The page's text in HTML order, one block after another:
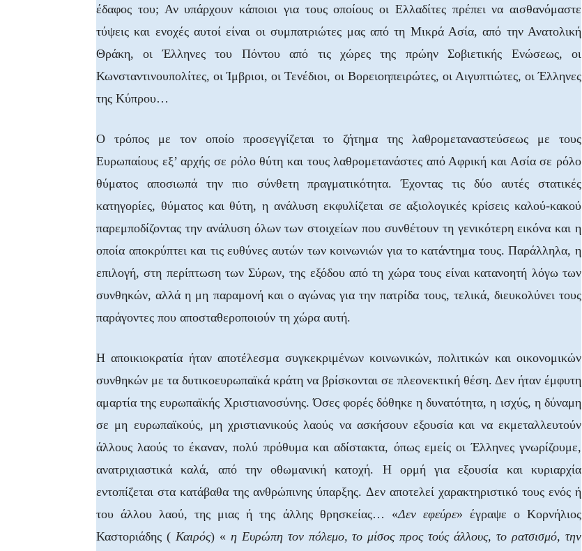
έδαφος του; Αν υπάρχουν κάποιοι για τους οποίους οι Ελλαδίτες πρέπει να αισθανόμαστε
τύψεις και ενοχές αυτοί είναι οι συμπατριώτες μας από τη Μικρά Ασία, από την Ανατολική
Θράκη, οι Έλληνες του Πόντου από τις χώρες της πρώην Σοβιετικής Ενώσεως, οι
Κωνσταντινουπολίτες, οι Ίμβριοι, οι Τενέδιοι, οι Βορειοηπειρώτες, οι Αιγυπτιώτες, οι Έλληνες
της Κύπρου…
Ο τρόπος με τον οποίο προσεγγίζεται το ζήτημα της λαθρομεταναστεύσεως με τους
Ευρωπαίους εξ’ αρχής σε ρόλο θύτη και τους λαθρομετανάστες από Αφρική και Ασία σε ρόλο
θύματος αποσιωπά την πιο σύνθετη πραγματικότητα. Έχοντας τις δύο αυτές στατικές
κατηγορίες, θύματος και θύτη, η ανάλυση εκφυλίζεται σε αξιολογικές κρίσεις καλού-κακού
παρεμποδίζοντας την ανάλυση όλων των στοιχείων που συνθέτουν τη γενικότερη εικόνα και η
οποία αποκρύπτει και τις ευθύνες αυτών των κοινωνιών για το κατάντημα τους. Παράλληλα, η
επιλογή, στη περίπτωση των Σύρων, της εξόδου από τη χώρα τους είναι κατανοητή λόγω των
συνθηκών, αλλά η μη παραμονή και ο αγώνας για την πατρίδα τους, τελικά, διευκολύνει τους
παράγοντες που αποσταθεροποιούν τη χώρα αυτή.
Η αποικιοκρατία ήταν αποτέλεσμα συγκεκριμένων κοινωνικών, πολιτικών και οικονομικών
συνθηκών με τα δυτικοευρωπαϊκά κράτη να βρίσκονται σε πλεονεκτική θέση. Δεν ήταν έμφυτη
αμαρτία της ευρωπαϊκής Χριστιανοσύνης. Όσες φορές δόθηκε η δυνατότητα, η ισχύς, η δύναμη
σε μη ευρωπαϊκούς, μη χριστιανικούς λαούς να ασκήσουν εξουσία και να εκμεταλλευτούν
άλλους λαούς το έκαναν, πολύ πρόθυμα και αδίστακτα, όπως εμείς οι Έλληνες γνωρίζουμε,
ανατριχιαστικά καλά, από την οθωμανική κατοχή. Η ορμή για εξουσία και κυριαρχία
εντοπίζεται στα κατάβαθα της ανθρώπινης ύπαρξης. Δεν αποτελεί χαρακτηριστικό τους ενός ή
του άλλου λαού, της μιας ή της άλλης θρησκείας… «Δεν εφεύρε» έγραψε ο Κορνήλιος
Καστοριάδης ( Καιρός) « η Ευρώπη τον πόλεμο, το μίσος προς τούς άλλους, το ρατσισμό, την